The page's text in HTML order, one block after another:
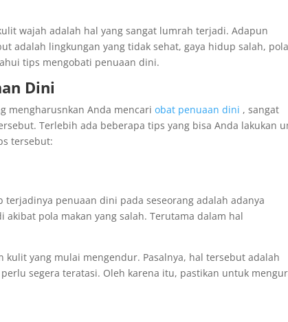
wajah adalah hal yang sangat lumrah terjadi. Adapun
adalah lingkungan yang tidak sehat, gaya hidup salah, pola
tips mengobati penuaan dini.
Dini
mengharusnkan Anda mencariobat penuaan dini , sangat
Terlebih ada beberapa tips yang bisa Anda lakukan
tersebut:
penuaan dini pada seseorang adalah adanya
pola makan yang salah. Terutama dalam hal
yang mulai mengendur. Pasalnya, hal tersebut adalah
segera teratasi. Oleh karena itu, pastikan untuk